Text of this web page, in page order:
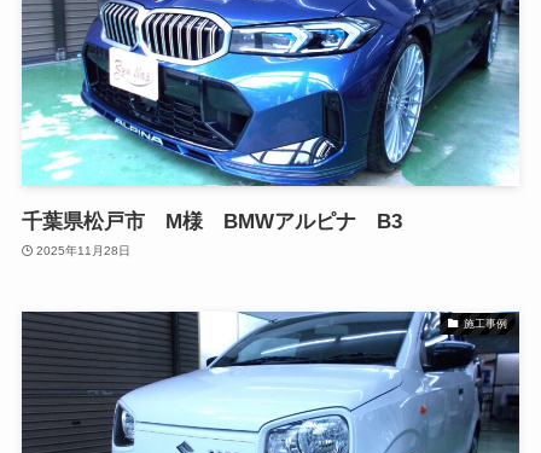
千葉県松戸市 M様 BMWアルピナ B3
2025年11月28日
施工事例